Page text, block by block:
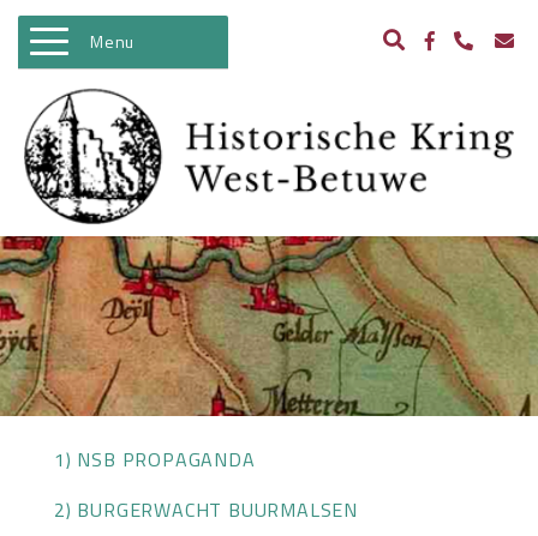
Menu
WELKOM
ACTIVITEITEN
NIEUWS
BIBLIOTHEEK
ARCHEOLOGIE
HISTORIE
BEELDBANK
KASTELEN IN WEST BETUWE
WO II
1) NSB PROPAGANDA
2) BURGERWACHT BUURMALSEN